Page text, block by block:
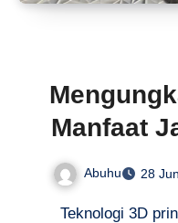
Manfaat
Abuhu 28
Teknologi 3D